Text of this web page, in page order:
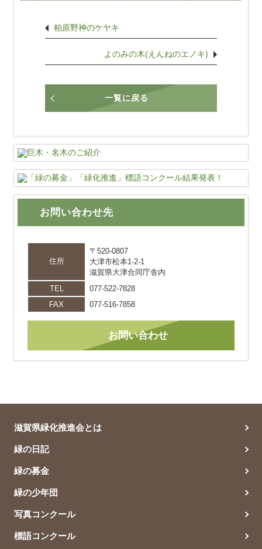
柏原野神のケヤキ
一覧に戻る
よのみの木(えんねのエノキ)
お問い合わせ先
住所
〒520-0807
大津市松本1-2-1
滋賀県大津合同庁舎内
TEL
077-522-7828
FAX
077-516-7858
お問い合わせ
滋賀県緑化推進会とは
緑の日記
緑の募金
緑の少年団
写真コンクール
標語コンクール